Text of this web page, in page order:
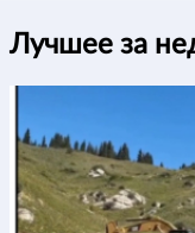
Лучшее за